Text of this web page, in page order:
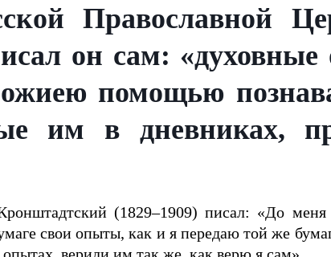
Православной
он сам:
помощью
им в дневниках,
(1829–1909) писал: «До
свои опыты, как и я передаю той же